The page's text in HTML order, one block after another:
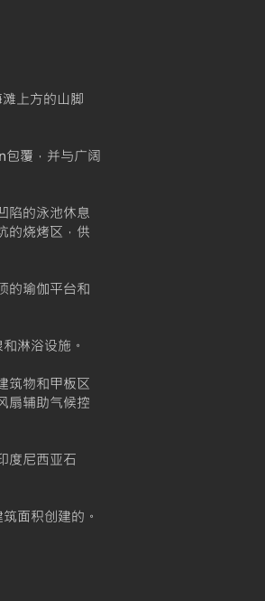
上方的山脚
覆，并与广阔
陷的泳池休息
的烧烤区，供
的瑜伽平台和
淋浴设施。
筑物和甲板区
扇辅助气候控
度尼西亚石
面积创建的。